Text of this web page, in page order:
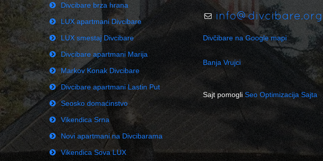
Divcibare brza hrana
LUX apartmani Divcibare
LUX smestaj Divcibare
Divcibare apartmani Marija
Markov Konak Divcibare
Divcibare apartmani Lastin Put
Seosko domaćinstvo
Vikendica Srna
Novi apartmani na Divcibarama
Vikendica Sova LUX
Divčibare na Google mapi
Banja Vrujci
Sajt pomogli Seo Optimizacija Sajta